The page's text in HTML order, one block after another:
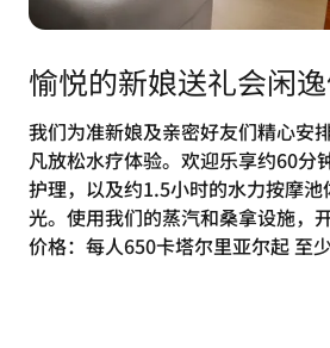
愉悦的新娘送礼会闲
我们为准新娘及亲密好友们精心安
凡放松水疗体验。欢迎乐享约60分
护理，以及约1.5小时的水力按摩
光。使用我们的蒸汽和桑拿设施，
价格：每人650卡塔尔里亚尔起 至